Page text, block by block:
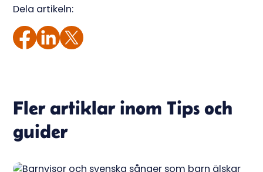
Dela artikeln:
Fler artiklar inomTips och
guider